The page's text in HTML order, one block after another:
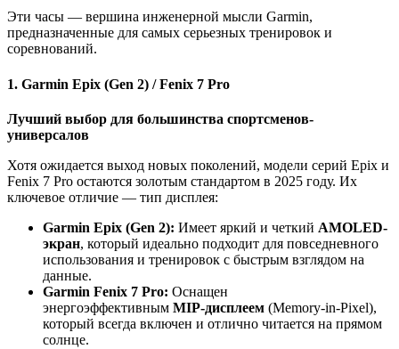
Эти часы — вершина инженерной мысли Garmin,
предназначенные для самых серьезных тренировок и
соревнований.
1. Garmin Epix (Gen 2) / Fenix 7 Pro
Лучший выбор для большинства спортсменов-
универсалов
Хотя ожидается выход новых поколений, модели серий Epix и
Fenix 7 Pro остаются золотым стандартом в 2025 году. Их
ключевое отличие — тип дисплея:
Garmin Epix (Gen 2): Имеет яркий и четкий AMOLED-
экран, который идеально подходит для повседневного
использования и тренировок с быстрым взглядом на
данные.
Garmin Fenix 7 Pro: Оснащен
энергоэффективным MIP-дисплеем (Memory-in-Pixel),
который всегда включен и отлично читается на прямом
солнце.